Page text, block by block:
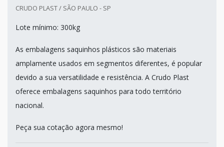
CRUDO PLAST / SÃO PAULO - SP
Lote mínimo: 300kg
As embalagens saquinhos plásticos são materiais
amplamente usados em segmentos diferentes, é popular
devido a sua versatilidade e resistência. A Crudo Plast
oferece embalagens saquinhos para todo território
nacional.
Peça sua cotação agora mesmo!